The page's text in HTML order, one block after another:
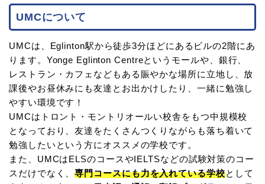
UMCについて
UMCは、Eglinton駅から徒歩3分ほどにあるビルの2階にあ
ります。Yonge Eglinton Centreというモールや、銀行、
レストラン・カフェなどもある賑やかな場所に立地し、放
課後やお昼休みにも友達とお出かけしたり、一緒に勉強し
やすい環境です！
UMCはトロント・モントリオールい校舎をもつ中規模校
となっており、友達をたくさんつくりながらも落ち着いて
勉強したいという方にオススメの学校です。
また、UMCはELSのコースやIELTSなどの試験対策のコー
スだけでなく、専門コースにも力を入れている学校として